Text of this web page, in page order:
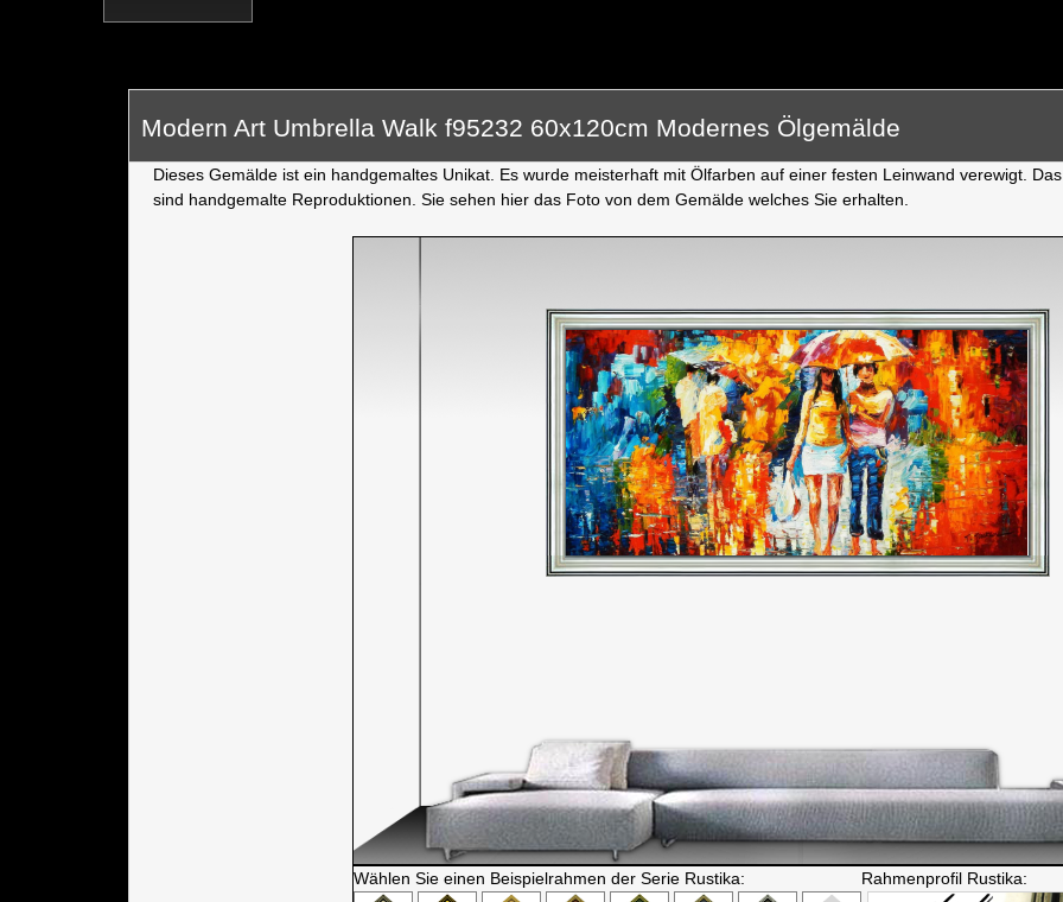
Modern Art Umbrella Walk f95232 60x120cm Modernes Ölgemälde
Dieses Gemälde ist ein handgemaltes Unikat. Es wurde meisterhaft mit Ölfarben auf einer festen Leinwand verewigt.
sind handgemalte Reproduktionen. Sie sehen hier das Foto von dem Gemälde welches Sie erhalten.
Wählen Sie einen Beispielrahmen der Serie Rustika: Rahmenprofil Rustika: